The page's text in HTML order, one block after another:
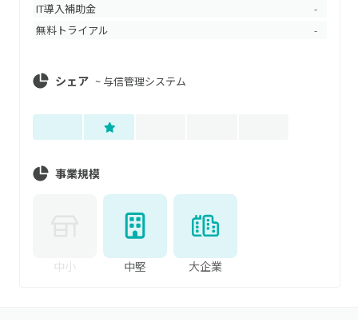
IT導入補助金 -
無料トライアル -
シェア ~ 与信管理システム
事業規模
中小 中堅 大企業